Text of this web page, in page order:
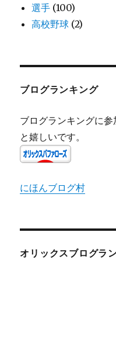
選手 (100)
高校野球 (2)
ブログランキング
ブログランキングに
と嬉しいです。
にほんブログ村
オリックスブログラ